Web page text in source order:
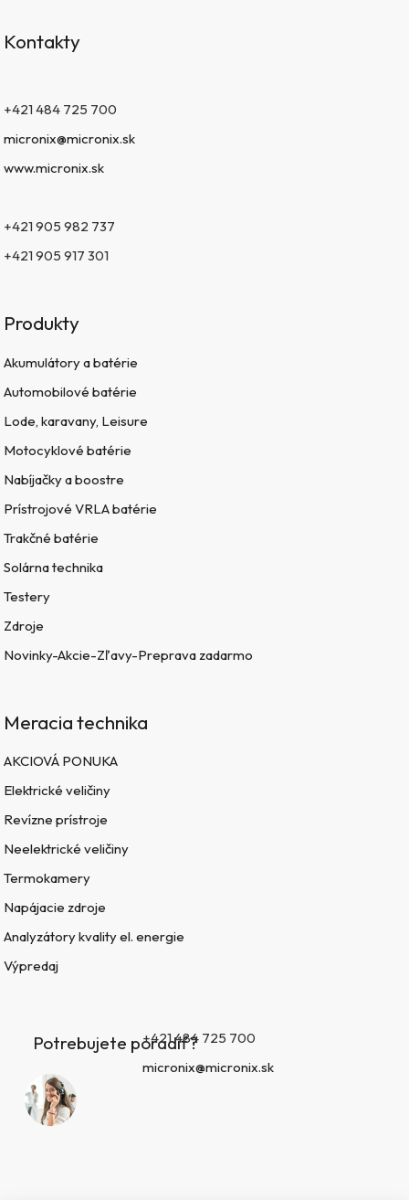
Kontakty
+421 484 725 700
micronix@micronix.sk
www.micronix.sk
+421 905 982 737
+421 905 917 301
Produkty
Akumulátory a batérie
Automobilové batérie
Lode, karavany, Leisure
Motocyklové batérie
Nabíjačky a boostre
Prístrojové VRLA batérie
Trakčné batérie
Solárna technika
Testery
Zdroje
Novinky-Akcie-Zľavy-Preprava zadarmo
Meracia technika
AKCIOVÁ PONUKA
Elektrické veličiny
Revízne prístroje
Neelektrické veličiny
Termokamery
Napájacie zdroje
Analyzátory kvality el. energie
Výpredaj
Potrebujete poradiť?+421 484 725 700
micronix@micronix.sk